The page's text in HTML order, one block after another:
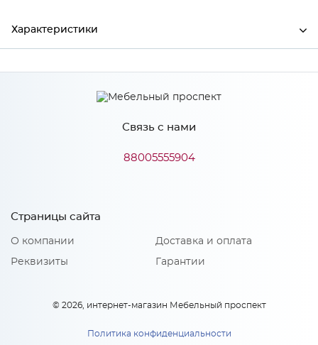
Характеристики
Производитель МиФ
Связь с нами
88005555904
Страницы сайта
О компании
Реквизиты
Доставка и оплата
Гарантии
© 2026, интернет-магазин Мебельный проспект
Политика конфиденциальности